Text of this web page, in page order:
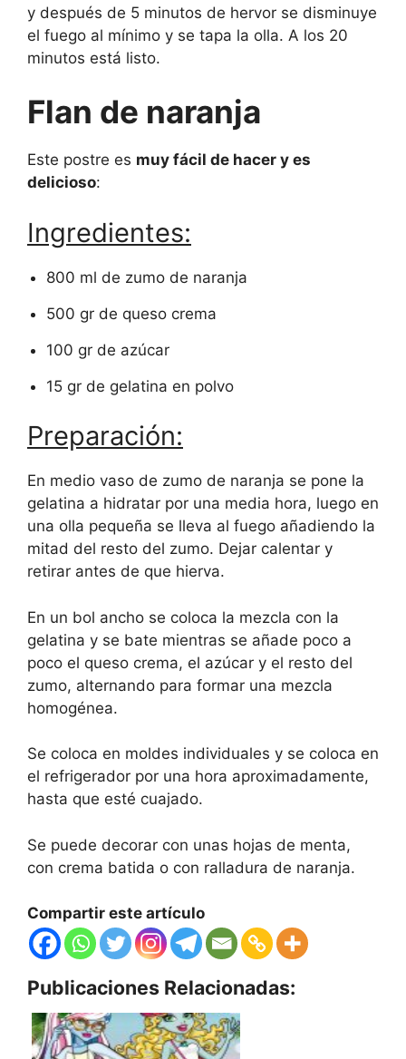
y después de 5 minutos de hervor se disminuye
el fuego al mínimo y se tapa la olla. A los 20
minutos está listo.
Flan de naranja
Este postre es muy fácil de hacer y es
delicioso:
Ingredientes:
800 ml de zumo de naranja
500 gr de queso crema
100 gr de azúcar
15 gr de gelatina en polvo
Preparación:
En medio vaso de zumo de naranja se pone la
gelatina a hidratar por una media hora, luego en
una olla pequeña se lleva al fuego añadiendo la
mitad del resto del zumo. Dejar calentar y
retirar antes de que hierva.
En un bol ancho se coloca la mezcla con la
gelatina y se bate mientras se añade poco a
poco el queso crema, el azúcar y el resto del
zumo, alternando para formar una mezcla
homogénea.
Se coloca en moldes individuales y se coloca en
el refrigerador por una hora aproximadamente,
hasta que esté cuajado.
Se puede decorar con unas hojas de menta,
con crema batida o con ralladura de naranja.
Compartir este artículo
Publicaciones Relacionadas: